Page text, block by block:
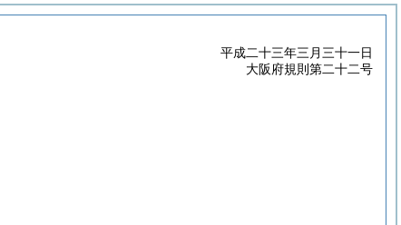
平成二十三年三月三十一日
大阪府規則第二十二号